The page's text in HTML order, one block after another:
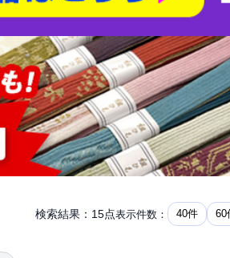
検索結果：15点表示件数： 40件 60